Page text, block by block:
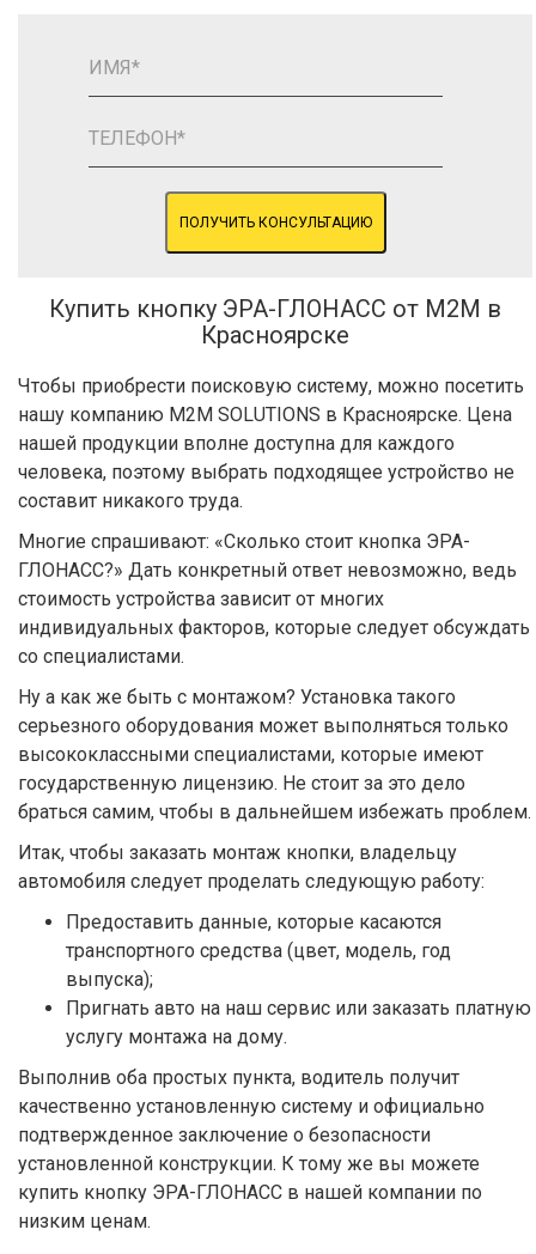
ПОЛУЧИТЬ КОНСУЛЬТАЦИЮ
Купить кнопку ЭРА-ГЛОНАСС от М2М в
Красноярске
Чтобы приобрести поисковую систему, можно посетить
нашу компанию M2M SOLUTIONS в Красноярске. Цена
нашей продукции вполне доступна для каждого
человека, поэтому выбрать подходящее устройство не
составит никакого труда.
Многие спрашивают: «Сколько стоит кнопка ЭРА-
ГЛОНАСС?» Дать конкретный ответ невозможно, ведь
стоимость устройства зависит от многих
индивидуальных факторов, которые следует обсуждать
со специалистами.
Ну а как же быть с монтажом? Установка такого
серьезного оборудования может выполняться только
высококлассными специалистами, которые имеют
государственную лицензию. Не стоит за это дело
браться самим, чтобы в дальнейшем избежать проблем.
Итак, чтобы заказать монтаж кнопки, владельцу
автомобиля следует проделать следующую работу:
Предоставить данные, которые касаются
транспортного средства (цвет, модель, год
выпуска);
Пригнать авто на наш сервис или заказать платную
услугу монтажа на дому.
Выполнив оба простых пункта, водитель получит
качественно установленную систему и официально
подтвержденное заключение о безопасности
установленной конструкции. К тому же вы можете
купить кнопку ЭРА-ГЛОНАСС в нашей компании по
низким ценам.